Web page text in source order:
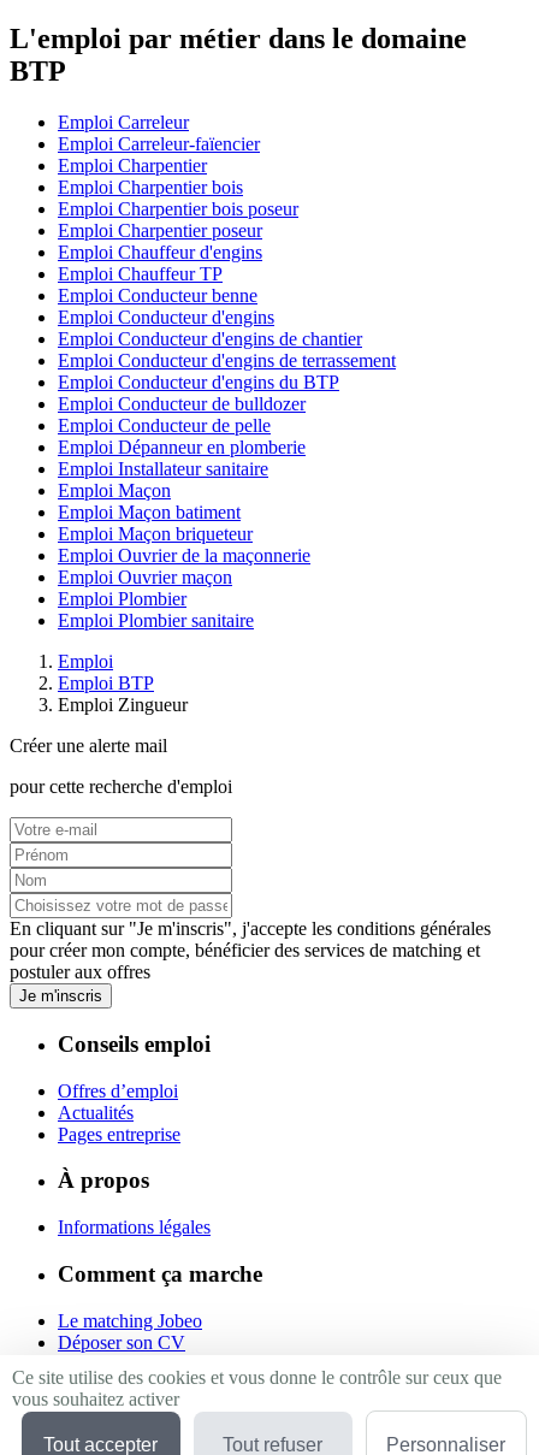
L'emploi par métier dans le domaine
BTP
Emploi Carreleur
Emploi Carreleur-faïencier
Emploi Charpentier
Emploi Charpentier bois
Emploi Charpentier bois poseur
Emploi Charpentier poseur
Emploi Chauffeur d'engins
Emploi Chauffeur TP
Emploi Conducteur benne
Emploi Conducteur d'engins
Emploi Conducteur d'engins de chantier
Emploi Conducteur d'engins de terrassement
Emploi Conducteur d'engins du BTP
Emploi Conducteur de bulldozer
Emploi Conducteur de pelle
Emploi Dépanneur en plomberie
Emploi Installateur sanitaire
Emploi Maçon
Emploi Maçon batiment
Emploi Maçon briqueteur
Emploi Ouvrier de la maçonnerie
Emploi Ouvrier maçon
Emploi Plombier
Emploi Plombier sanitaire
Emploi
Emploi BTP
Emploi Zingueur
Créer une alerte mail
pour cette recherche d'emploi
En cliquant sur "Je m'inscris", j'accepte les conditions générales
pour créer mon compte, bénéficier des services de matching et
postuler aux offres
Je m'inscris
Conseils emploi
Offres d’emploi
Actualités
Pages entreprise
À propos
Informations légales
Comment ça marche
Le matching Jobeo
Déposer son CV
Suivez-nous
Ce site utilise des cookies et vous donne le contrôle sur ceux que
vous souhaitez activer
Tout accepter Tout refuser Personnaliser